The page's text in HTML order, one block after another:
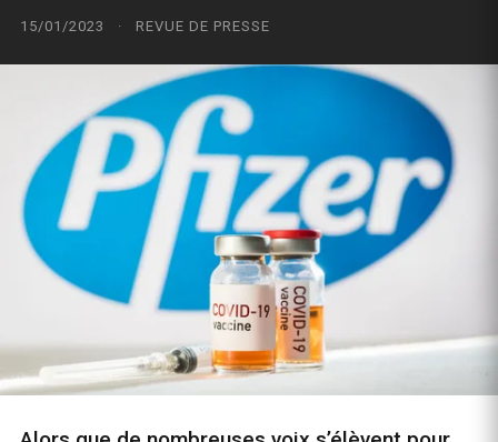
15/01/2023 · REVUE DE PRESSE